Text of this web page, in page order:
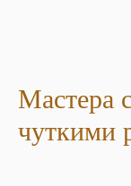
Мастера
чуткими